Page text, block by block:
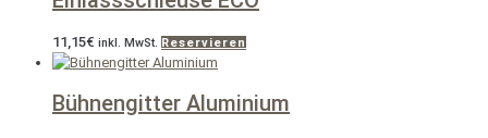
11,15€ inkl. MwSt. Reservieren
Bühnengitter Aluminium